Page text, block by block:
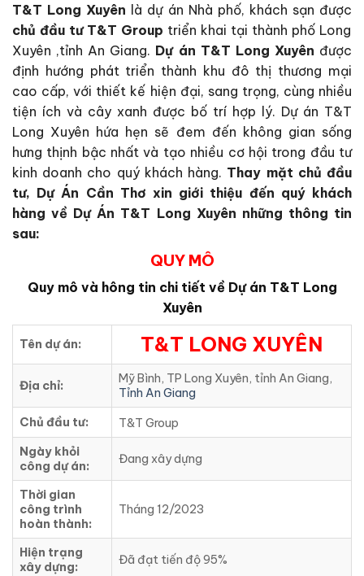
T&T Long Xuyên là dự án Nhà phố, khách sạn được
chủ đầu tư T&T Group triển khai tại thành phố Long
Xuyên ,tỉnh An Giang. Dự án T&T Long Xuyên được
định hướng phát triển thành khu đô thị thương mại
cao cấp, với thiết kế hiện đại, sang trọng, cùng nhiều
tiện ích và cây xanh được bố trí hợp lý. Dự án T&T
Long Xuyên hứa hẹn sẽ đem đến không gian sống
hưng thịnh bậc nhất và tạo nhiều cơ hội trong đầu tư
kinh doanh cho quý khách hàng. Thay mặt chủ đầu
tư, Dự Án Cần Thơ xin giới thiệu đến quý khách
hàng về Dự Án T&T Long Xuyên những thông tin
sau:
QUY MÔ
Quy mô và hông tin chi tiết về Dự án T&T Long
Xuyên
Tên dự án: T&T LONG XUYÊN
Địa chỉ:
Mỹ Bình, TP Long Xuyên, tỉnh An Giang,
Tỉnh An Giang
Chủ đầu tư:
T&T Group
Ngày khỏi
công dự án:
Đang xây dựng
Thời gian
công trình
hoàn thành:
Tháng 12/2023
Hiện trạng
xây dựng:
Đã đạt tiến độ 95%